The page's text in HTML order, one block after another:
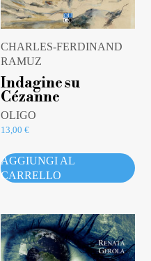
CHARLES-FERDINAND
RAMUZ
Indagine su
Cézanne
OLIGO
13,00€
AGGIUNGI AL
CARRELLO